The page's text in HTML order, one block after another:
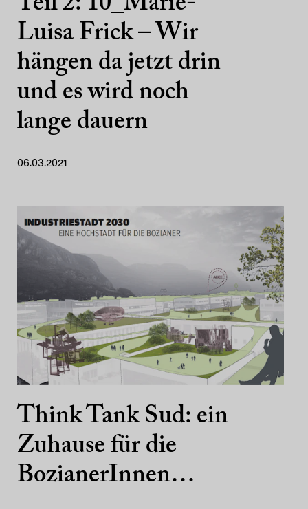
Luisa Frick – Wir
hängen da jetzt drin
und es wird noch
lange dauern
06.03.2021
Think Tank Sud: ein
Zuhause für die
BozianerInnen…